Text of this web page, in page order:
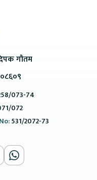
गौतम
073-74
072
531/2072-73